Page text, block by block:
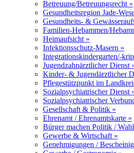
Betreuung/Betreuungsrecht »
Gesundheitsregion Jade-
Gesundheits- &
Familien-Hebammen/
Heimaufsicht »
Infektionsschutz-Masern »
Integrationskindergarten/-
Jugendzahnärztlicher Dienst
Kinder- & Jugendärztlicher
Pflegestützpunkt im
Sozialpsychiatrischer Dienst
Sozialpsychiatrischer
Gesellschaft & Politik »
Ehrenamt / Ehrenamtskarte »
Bürger machen Politik /
Gewerbe & Wirtschaft »
Genehmigungen /